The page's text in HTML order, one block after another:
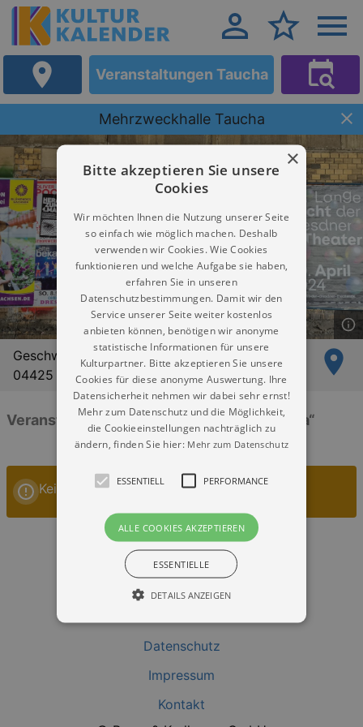
Veranstaltungen Taucha
Mehrzweckhalle Taucha
Geschwister-Scholl-Straße 4
04425 Taucha
Veranstaltungen: „Mehrzweckhalle Taucha“
Keine Veranstaltungen
Datenschutz
Impressum
Kontakt
×
Bitte akzeptieren Sie unsere
Cookies
Wir möchten Ihnen die Nutzung unserer Seite
so einfach wie möglich machen. Deshalb
verwenden wir Cookies. Wie Cookies
funktionieren und welche Aufgabe sie haben,
erfahren Sie in unseren
Datenschutzbestimmungen. Damit wir den
Service unserer Seite weiter kostenlos
anbieten können, benötigen wir anonyme
statistische Informationen für unsere
Kulturpartner. Bitte akzeptieren Sie unsere
Cookies für diese anonyme Auswertung. Ihre
Datensicherheit nehmen wir dabei sehr ernst!
Mehr zum Datenschutz und die Möglichkeit,
die Cookieeinstellungen nachträglich zu
ändern, finden Sie hier: Mehr zum Datenschutz
ESSENTIELL PERFORMANCE
ALLE COOKIES AKZEPTIEREN
ESSENTIELLE
DETAILS ANZEIGEN
Essentielle Cookies werden für die
grundlegenden Funktionen unserer Webseite
gebraucht. Zum Beispiel für das Login in Ihren